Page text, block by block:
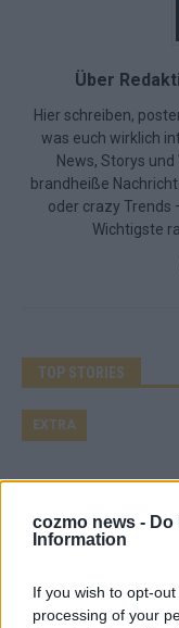
cozmo news - Do
Information
If you wish to opt-
processing of your
Über
Hier schreiben,
was euch wirklich
News, Storys und
brandheiße
oder crazy Trends
Wichtigste
TOP STORIES
EXTRA